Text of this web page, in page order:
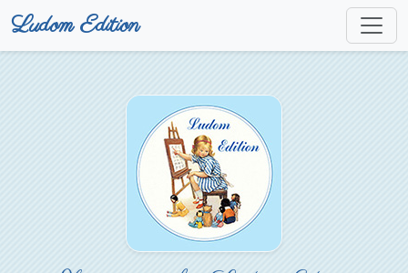
Ludom Edition